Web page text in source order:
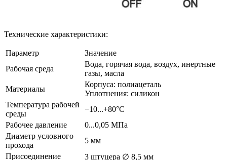
Технические характеристики:
Параметр
Значение
Рабочая среда
Вода, горячая вода, воздух, инертные
газы, масла
Материалы
Корпуса: полиацеталь
Уплотнения: силикон
Температура рабочей
среды
−10...+80°С
Рабочее давление
0...0,05 MПa
Диаметр условного
прохода
5 мм
Присоединение
3 штуцера ∅ 8,5 мм